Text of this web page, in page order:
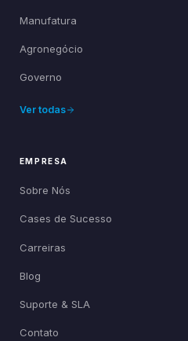
Manufatura
Agronegócio
Governo
Ver todas
EMPRESA
Sobre Nós
Cases de Sucesso
Carreiras
Blog
Suporte & SLA
Contato